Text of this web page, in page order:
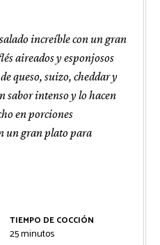
increíble con un gran
aireados y esponjosos
queso, suizo, cheddar y
sabor intenso y lo hacen
en porciones
un gran plato para
TIEMPO DE COCCIÓN
25minutos
minutos